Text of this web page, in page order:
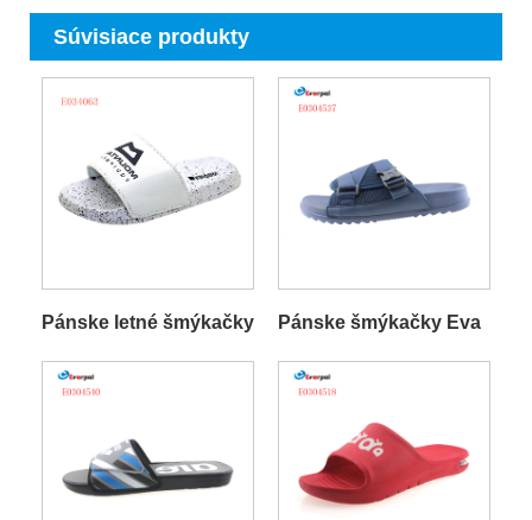
Súvisiace produkty
Pánske letné šmýkačky Pánske šmýkačky Eva